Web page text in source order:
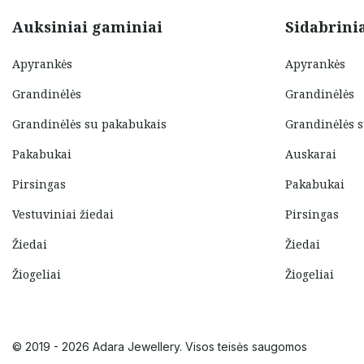
Auksiniai gaminiai
Apyrankės
Grandinėlės
Grandinėlės su pakabukais
Pakabukai
Pirsingas
Vestuviniai žiedai
Žiedai
Žiogeliai
Apyrankės
Grandinėlės
Grandinėlės
Auskarai
Pakabukai
Pirsingas
Žiedai
Žiogeliai
© 2019 - 2026 Adara Jewellery. Visos teisės saugomos